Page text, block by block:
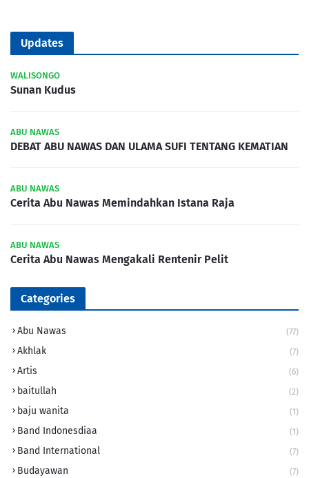
Updates
WALISONGO
Sunan Kudus
ABU NAWAS
DEBAT ABU NAWAS DAN ULAMA SUFI TENTANG KEMATIAN
ABU NAWAS
Cerita Abu Nawas Memindahkan Istana Raja
ABU NAWAS
Cerita Abu Nawas Mengakali Rentenir Pelit
Categories
Abu Nawas (77)
Akhlak (7)
Artis (6)
baitullah (2)
baju wanita (1)
Band Indonesdiaa (1)
Band International (7)
Budayawan (7)